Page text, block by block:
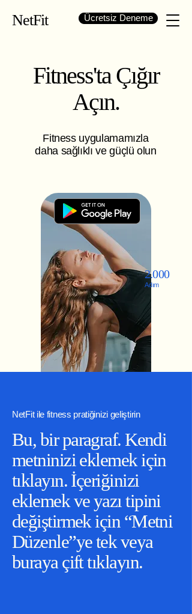
NetFit Ücretsiz Deneme
Fitness'ta Çığır
Açın.
Fitness uygulamamızla
daha sağlıklı ve güçlü olun
2.000
Adım
NetFit ile fitness pratiğinizi geliştirin
Bu, bir paragraf. Kendi
metninizi eklemek için
tıklayın. İçeriğinizi
eklemek ve yazı tipini
değiştirmek için “Metni
Düzenle”ye tek veya
buraya çift tıklayın.